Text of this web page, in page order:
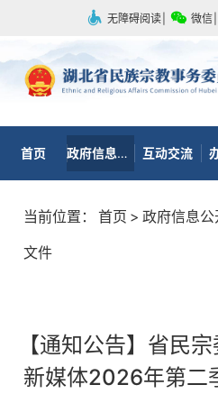
无障碍阅读 微信
首页 政府信息公开 互动交流
当前位置： 首页 > 政府信息公
文件
【通知公告】省民
新媒体2026年第二